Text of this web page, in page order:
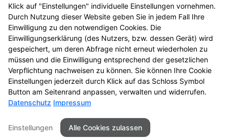
Mit unserem Anfahrtsplan finden Sie uns leichter.
Telefonisch stehen wir Ihnen unter 09176 323zur
Verfügung.
Unsere Notdienste finden Siehier.
Kontakt Impressum
Datenschutz
Barrierefreiheit
Klick auf "Einstellungen" individuelle Einstellungen vornehmen.
Durch Nutzung dieser Website geben Sie in jedem Fall Ihre
Einwilligung zu den notwendigen Cookies. Die
Einwilligungserklärung (des Nutzers, bzw. dessen Gerät) wird
gespeichert, um deren Abfrage nicht erneut wiederholen zu
müssen und die Einwilligung entsprechend der gesetzlichen
Verpflichtung nachweisen zu können. Sie können Ihre Cookie
Einstellungen jederzeit durch Klick auf das Schloss Symbol
Button am Seitenrand anpassen, verwalten und widerrufen.
Datenschutz Impressum
Einstellungen Alle Cookies zulassen